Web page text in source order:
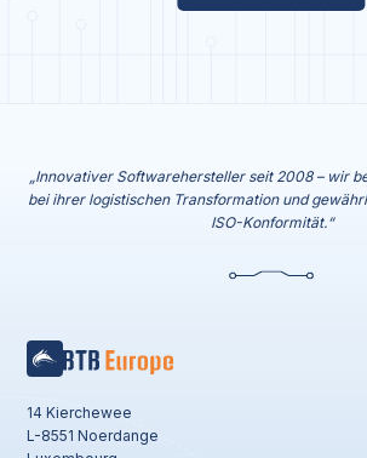
„Innovativer Softwarehersteller seit 2008 – wir
bei ihrer logistischen Transformation und
ISO-Konformität.“
14 Kierchewee
L-8551 Noerdange